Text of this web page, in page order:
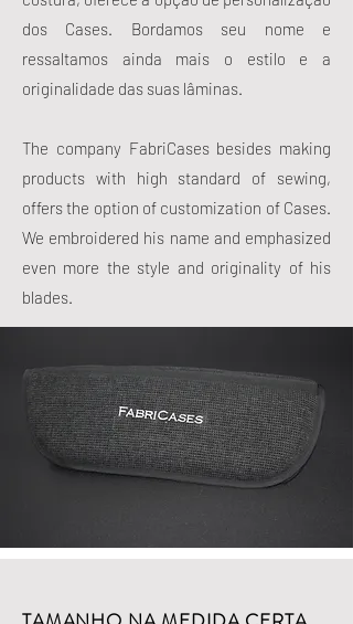
dos Cases. Bordamos seu nome e
ressaltamos ainda mais o estilo e a
originalidade das suas lâminas.
The company FabriCases besides making
products with high standard of sewing,
offers the option of customization of Cases.
We embroidered his name and emphasized
even more the style and originality of his
blades.